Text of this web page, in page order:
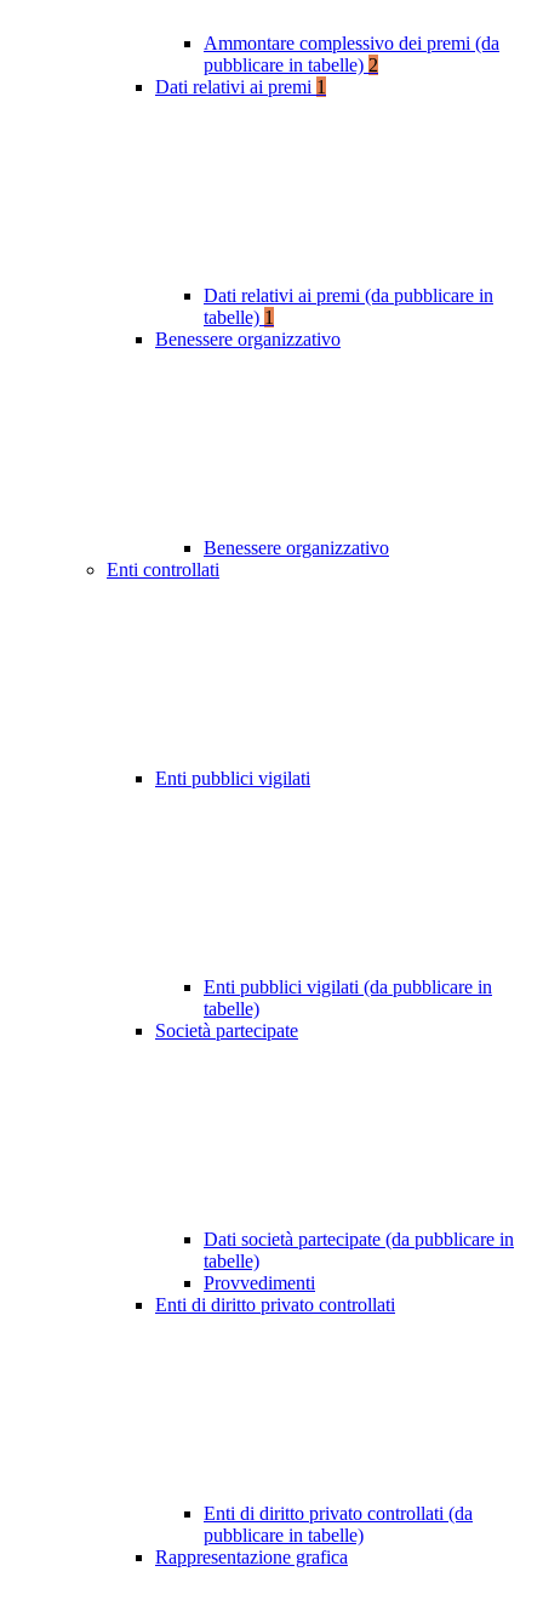
Ammontare complessivo dei premi (da
pubblicare in tabelle) 2
Dati relativi ai premi 1
Dati relativi ai premi (da pubblicare in
tabelle) 1
Benessere organizzativo
Benessere organizzativo
Enti controllati
Enti pubblici vigilati
Enti pubblici vigilati (da pubblicare in
tabelle)
Società partecipate
Dati società partecipate (da pubblicare in
tabelle)
Provvedimenti
Enti di diritto privato controllati
Enti di diritto privato controllati (da
pubblicare in tabelle)
Rappresentazione grafica